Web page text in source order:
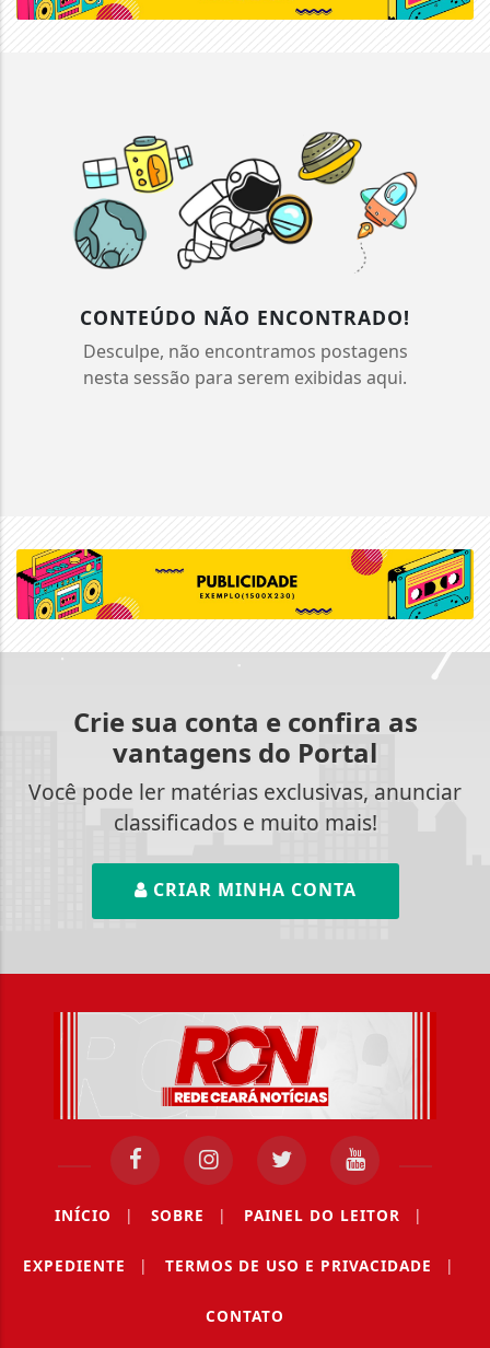
CONTEÚDO NÃO ENCONTRADO!
Desculpe, não encontramos postagens
nesta sessão para serem exibidas aqui.
Crie sua conta e confira as
vantagens do Portal
Você pode ler matérias exclusivas, anunciar
classificados e muito mais!
CRIAR MINHA CONTA
INÍCIO | SOBRE | PAINEL DO LEITOR |
EXPEDIENTE | TERMOS DE USO E PRIVACIDADE |
CONTATO